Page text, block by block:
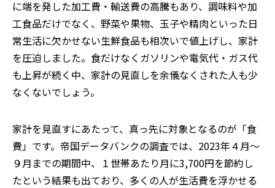
に端を発した加工費・輸送費の高騰もあり、調味料や加
工食品だけでなく、野菜や果物、玉子や精肉といった日
常生活に欠かせない生鮮食品も相次いで値上げし、家計
を圧迫しました。食だけなくガソリンや電気代・ガス代
も上昇が続く中、家計の見直しを余儀なくされた人も少
なくないでしょう。
家計を見直すにあたって、真っ先に対象となるのが「食
費」です。帝国データバンクの調査では、2023年４月～
９月までの期間中、１世帯あたり月に3,700円を節約し
たという結果も出ており、多くの人が生活費を浮かせる